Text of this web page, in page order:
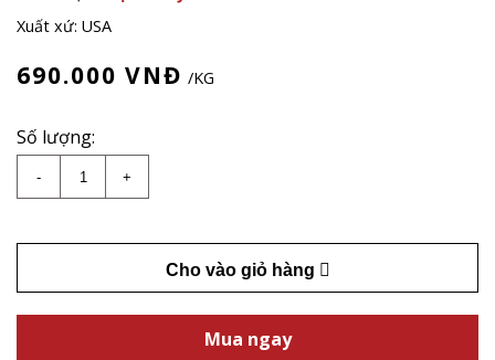
Xuất xứ: USA
690.000 VNĐ /KG
Số lượng:
- Thăn ngoại bò mỹ Choice - Striploin Choice số lượng
+
Cho vào giỏ hàng
Mua ngay